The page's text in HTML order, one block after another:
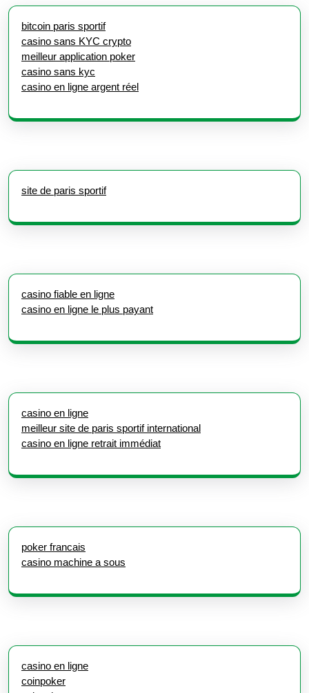
bitcoin paris sportif
casino sans KYC crypto
meilleur application poker
casino sans kyc
casino en ligne argent réel
site de paris sportif
casino fiable en ligne
casino en ligne le plus payant
casino en ligne
meilleur site de paris sportif international
casino en ligne retrait immédiat
poker francais
casino machine a sous
casino en ligne
coinpoker